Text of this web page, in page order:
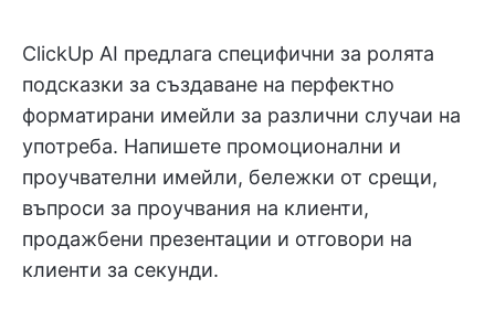
ClickUp AI предлага специфични за ролята
подсказки за създаване на перфектно
форматирани имейли за различни случаи на
употреба. Напишете промоционални и
проучвателни имейли, бележки от срещи,
въпроси за проучвания на клиенти,
продажбени презентации и отговори на
клиенти за секунди.